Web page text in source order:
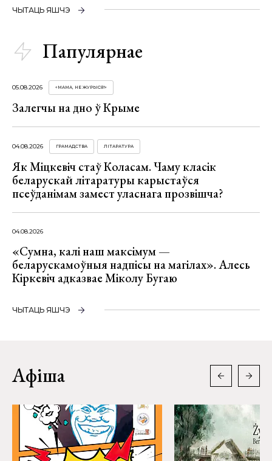
ЧЫТАЦЬ ЯШЧЭ
Папулярнае
05.08.2026 «МАМА, НЕ ЖУРЫСЯ!»
Залегчы на дно ў Крыме
04.08.2026 ГРАМАДСТВА ЛІТАРАТУРА
Як Міцкевіч стаў Коласам. Чаму класік
беларускай літаратуры карыстаўся
псеўданімам замест уласнага прозвішча?
04.08.2026
«Сумна, калі наш максімум —
беларускамоўныя надпісы на магілах». Алесь
Кіркевіч адказвае Міколу Бугаю
ЧЫТАЦЬ ЯШЧЭ
Афіша